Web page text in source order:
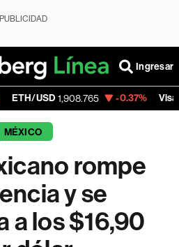
PUBLICIDAD
Ingresar
1,908.765 -0.37% Visa 369.395
MÉXICO
rompe
y se
a los $16,90